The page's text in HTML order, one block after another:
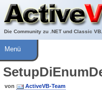
Die Community zu .NET und Classic VB.
Über ActiveVB
Hilfe
Menü
von ActiveVB-Team